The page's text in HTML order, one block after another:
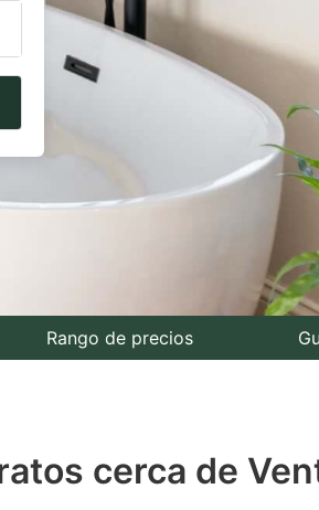
Rango de precios
cerca de